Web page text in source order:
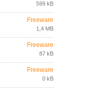
599 kB
Freeware
1,4 MB
Freeware
87 kB
Freeware
0 kB